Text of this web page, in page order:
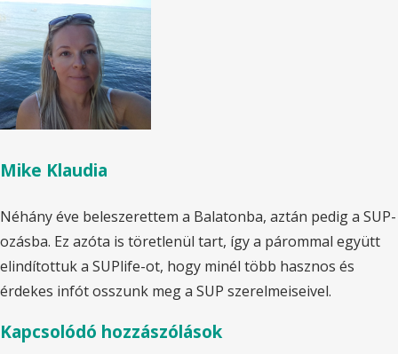
Mike Klaudia
Néhány éve beleszerettem a Balatonba, aztán pedig a SUP-
ozásba. Ez azóta is töretlenül tart, így a párommal együtt
elindítottuk a SUPlife-ot, hogy minél több hasznos és
érdekes infót osszunk meg a SUP szerelmeiseivel.
Kapcsolódó hozzászólások